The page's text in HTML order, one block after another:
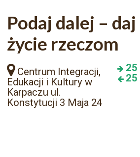
Podaj dalej –
życie rzeczom
Centrum Integracji,
Edukacji i Kultury w
Karpaczu ul.
Konstytucji 3 Maja 24
25
25